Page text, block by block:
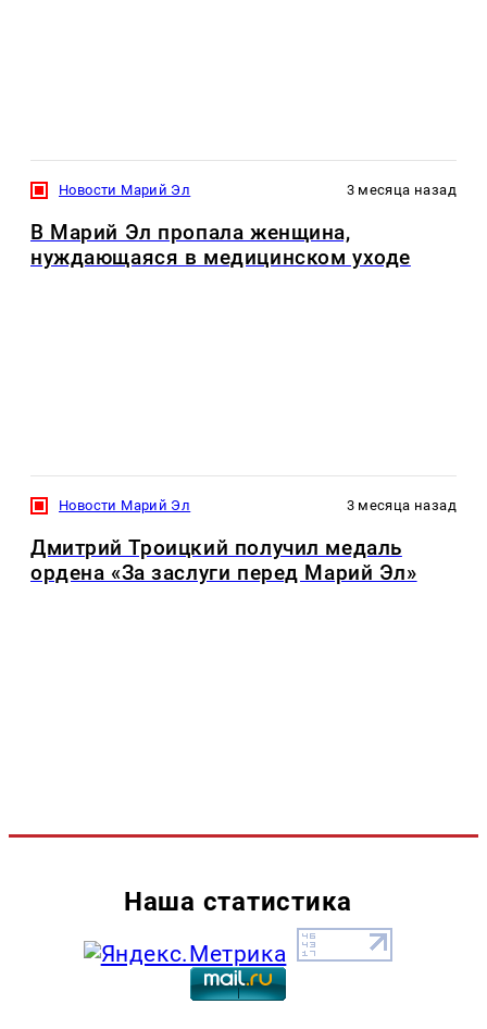
Новости Марий Эл 3 месяца назад
В Марий Эл пропала женщина,
нуждающаяся в медицинском уходе
Новости Марий Эл 3 месяца назад
Дмитрий Троицкий получил медаль
ордена «За заслуги перед Марий Эл»
Наша статистика